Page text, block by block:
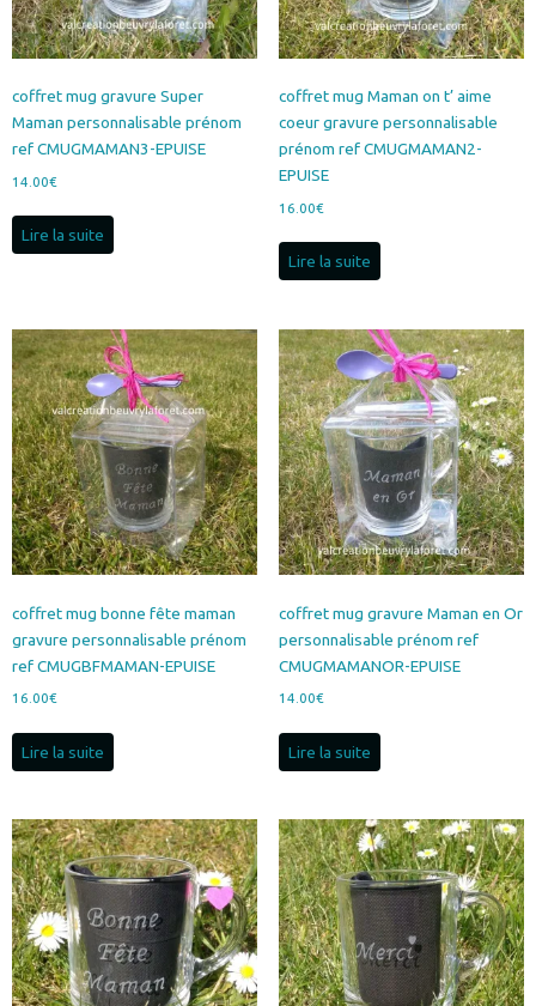
coffret mug gravure Super
Maman personnalisable prénom
ref CMUGMAMAN3-EPUISE
14.00€
Lire la suite
coffret mug Maman on t’ aime
coeur gravure personnalisable
prénom ref CMUGMAMAN2-
EPUISE
16.00€
Lire la suite
coffret mug bonne fête maman
gravure personnalisable prénom
ref CMUGBFMAMAN-EPUISE
16.00€
Lire la suite
coffret mug gravure Maman en Or
personnalisable prénom ref
CMUGMAMANOR-EPUISE
14.00€
Lire la suite